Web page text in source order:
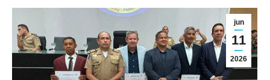
jun
11
2026
sucesso e homenageia oficial
do Corpo de Bombeiros Militar
Clube sempre vivo - Destaque,
Destaque,Geral